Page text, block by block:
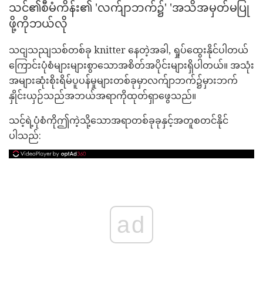
သင်၏စီမံကိန်း၏ 'လက်ျာဘက်၌' 'အသိအမှတ်မပြု
ဖို့ကိုဘယ်လို
သငျသညျသစ်တစ်ခု knitter နေတဲ့အခါ, ရှုပ်ထွေးနိုင်ပါတယ်
ကြောင်းပုံစံများများစွာသောအစိတ်အပိုင်းများရှိပါတယ်။ အသုံး
အများဆုံးစိုးရိမ်ပူပန်မှုများတစ်ခုမှာလက်ျာဘက်၌မှားဘက်
နှိုင်းယှဉ်သည်အဘယ်အရာကိုထုတ်ရှာဖွေသည်။
သင့်ရဲ့ပုံစံကိုဤကဲ့သို့သောအရာတစ်ခုခုနှင့်အတူစတင်နိုင်
ပါသည်:
ad